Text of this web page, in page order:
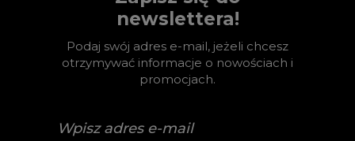
newslettera!
Podaj swój adres e-mail, jeżeli chcesz
otrzymywać informacje o nowościach i
promocjach.